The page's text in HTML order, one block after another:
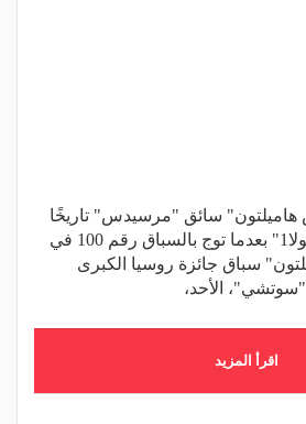
هاميلتون" سائق "مرسيدس" تاريخًا
جديدًا في عالم "فورمولا1" بعدما توج بالسباق رقم 100 في
سباق جائزة روسيا الكبرى
الأحد،
اقرأ المزيد